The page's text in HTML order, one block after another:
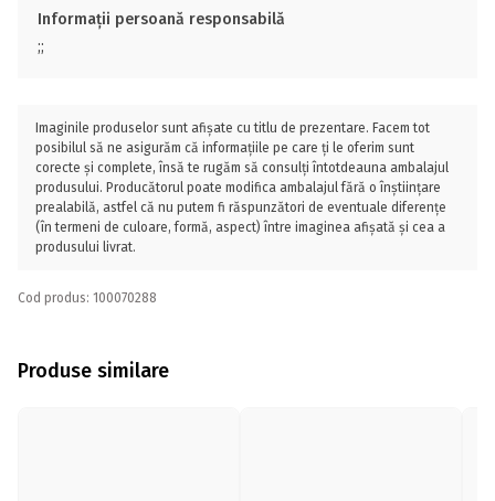
Informații persoană responsabilă
;;
Imaginile produselor sunt afișate cu titlu de prezentare. Facem tot
posibilul să ne asigurăm că informațiile pe care ți le oferim sunt
corecte și complete, însă te rugăm să consulți întotdeauna ambalajul
produsului. Producătorul poate modifica ambalajul fără o înștiințare
prealabilă, astfel că nu putem fi răspunzători de eventuale diferențe
(în termeni de culoare, formă, aspect) între imaginea afișată și cea a
produsului livrat.
Cod produs: 100070288
Produse similare